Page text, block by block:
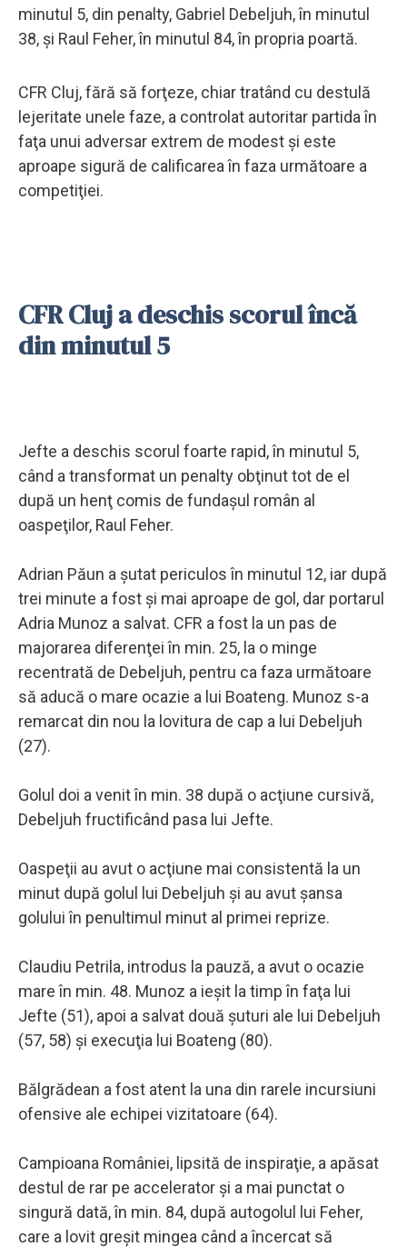
minutul 5, din penalty, Gabriel Debeljuh, în minutul
38, şi Raul Feher, în minutul 84, în propria poartă.
CFR Cluj, fără să forţeze, chiar tratând cu destulă
lejeritate unele faze, a controlat autoritar partida în
faţa unui adversar extrem de modest şi este
aproape sigură de calificarea în faza următoare a
competiţiei.
CFR Cluj a deschis scorul încă
din minutul 5
Jefte a deschis scorul foarte rapid, în minutul 5,
când a transformat un penalty obţinut tot de el
după un henţ comis de fundaşul român al
oaspeţilor, Raul Feher.
Adrian Păun a şutat periculos în minutul 12, iar după
trei minute a fost şi mai aproape de gol, dar portarul
Adria Munoz a salvat. CFR a fost la un pas de
majorarea diferenţei în min. 25, la o minge
recentrată de Debeljuh, pentru ca faza următoare
să aducă o mare ocazie a lui Boateng. Munoz s-a
remarcat din nou la lovitura de cap a lui Debeljuh
(27).
Golul doi a venit în min. 38 după o acţiune cursivă,
Debeljuh fructificând pasa lui Jefte.
Oaspeţii au avut o acţiune mai consistentă la un
minut după golul lui Debeljuh şi au avut şansa
golului în penultimul minut al primei reprize.
Claudiu Petrila, introdus la pauză, a avut o ocazie
mare în min. 48. Munoz a ieşit la timp în faţa lui
Jefte (51), apoi a salvat două şuturi ale lui Debeljuh
(57, 58) şi execuţia lui Boateng (80).
Bălgrădean a fost atent la una din rarele incursiuni
ofensive ale echipei vizitatoare (64).
Campioana României, lipsită de inspiraţie, a apăsat
destul de rar pe accelerator şi a mai punctat o
singură dată, în min. 84, după autogolul lui Feher,
care a lovit greşit mingea când a încercat să